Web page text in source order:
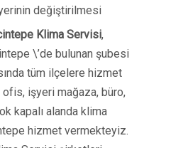
yerinin değiştirilmesi
Klima Servisi,
\’de bulunan şubesi
tüm ilçelere hizmet
ofis, işyeri mağaza, büro,
kapalı alanda klima
hizmet vermekteyiz.